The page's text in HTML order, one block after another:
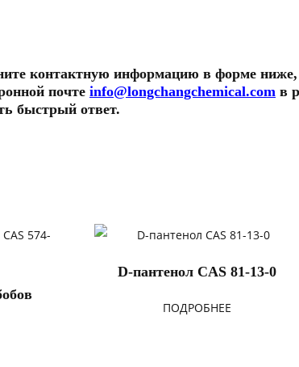
контактную информацию в форме
почте info@longchangchemical.com в
быстрый ответ.
D-пантенол CAS 81-13-0
ПОДРОБНЕЕ